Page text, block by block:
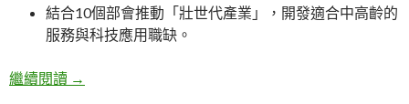
結合10個部會推動「壯世代產業」，開發適合中高齡的
服務與科技應用職缺。
繼續閱讀 壯世代再起！解析台灣中高齡就業新趨勢與政策支持
→